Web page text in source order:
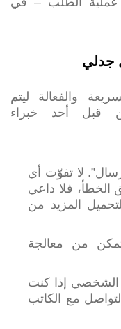
جدلي
والفعالة ليتم
قبل أحد خبراء
لا تفوّت أي
فلا داعي
المزيد من
من معالجة
إذا كنت
مع الكاتب